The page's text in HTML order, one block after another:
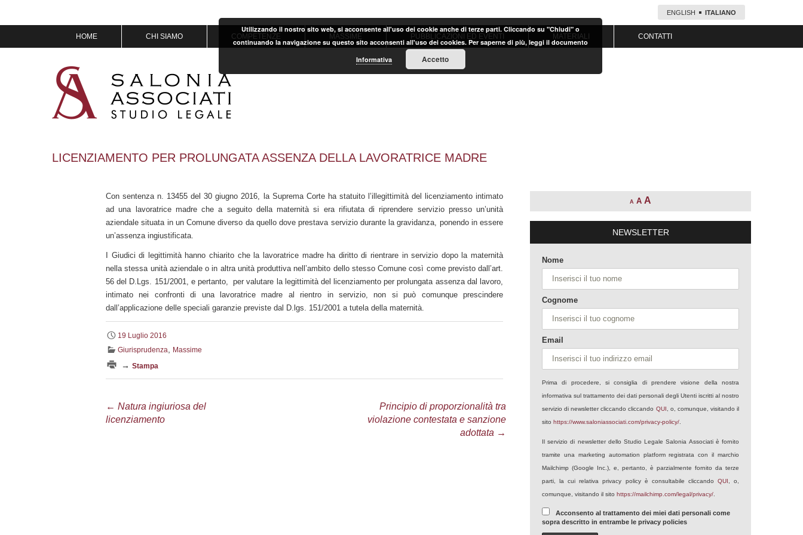
ENGLISH ITALIANO
HOME CHI SIAMO
IL TEAM
OF COUNSEL
COMPETENZE MASSIME PUBBLICAZIONI ED EVENTI MATERIALI CONTATTI
LICENZIAMENTO PER PROLUNGATA ASSENZA DELLA LAVORATRICE MADRE
Con sentenza n. 13455 del 30 giugno 2016, la Suprema Corte ha statuito l’illegittimità del licenziamento intimato
ad una lavoratrice madre che a seguito della maternità si era rifiutata di riprendere servizio presso un’unità
aziendale situata in un Comune diverso da quello dove prestava servizio durante la gravidanza, ponendo in essere
un’assenza ingiustificata.
I Giudici di legittimità hanno chiarito che la lavoratrice madre ha diritto di rientrare in servizio dopo la maternità
nella stessa unità aziendale o in altra unità produttiva nell’ambito dello stesso Comune così come previsto dall’art.
56 del D.Lgs. 151/2001, e pertanto, per valutare la legittimità del licenziamento per prolungata assenza dal lavoro,
intimato nei confronti di una lavoratrice madre al rientro in servizio, non si può comunque prescindere
dall’applicazione delle speciali garanzie previste dal D.lgs. 151/2001 a tutela della maternità.
19 Luglio 2016
Giurisprudenza
Massime
→ Stampa
Navigazione
← Natura ingiuriosa del
licenziamento
Principio di proporzionalità tra
violazione contestata e sanzione
adottata →
A A A
NEWSLETTER
Nome
Cognome
Email
Prima di procedere, si consiglia di prendere visione della nostra
informativa sul trattamento dei dati personali degli Utenti iscritti al nostro
servizio di newsletter cliccando cliccando QUI , o, comunque, visitando il
sito https://www.saloniassociati.com/privacy-policy/
Il servizio di newsletter dello Studio Legale Salonia Associati è fornito
tramite una marketing automation platform registrata con il marchio
Mailchimp (Google Inc.), e, pertanto, è parzialmente fornito da terze
parti, la cui relativa privacy policy è consultabile cliccando QUI , o,
comunque, visitando il sito https://mailchimp.com/legal/privacy/
Acconsento al trattamento dei miei dati personali come
sopra descritto in entrambe le privacy policies
Utilizzando il nostro sito web, si acconsente all'uso dei cookie anche di terze parti. Cliccando su "Chiudi" o
continuando la navigazione su questo sito acconsenti all'uso dei cookies. Per saperne di più, leggi il documento
Informativa
Accetto